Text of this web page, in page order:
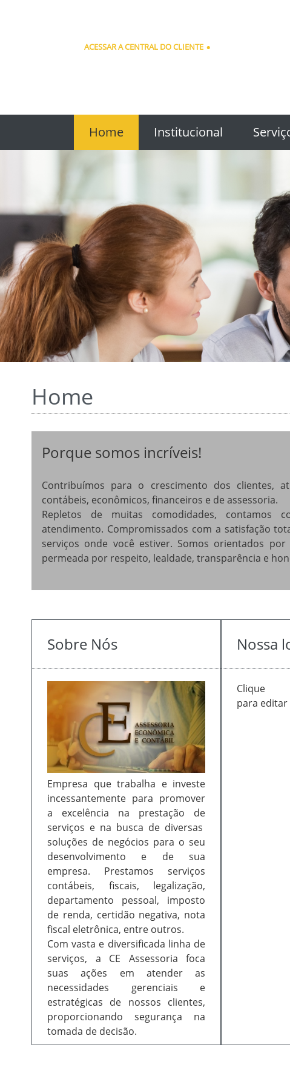
ACESSAR A CENTRAL DO CLIENTE
Home Institucional
Home
Porque somos incríveis!
Contribuímos para o crescimento dos clientes,
contábeis, econômicos, financeiros e de assessoria.
Repletos de muitas comodidades, contamos
atendimento. Compromissados com a satisfação
serviços onde você estiver. Somos orientados
permeada por respeito, lealdade, transparência e
Sobre Nós
Empresa que trabalha e investe
incessantemente para promover
a excelência na prestação de
serviços e na busca de diversas
soluções de negócios para o seu
desenvolvimento e de sua
empresa. Prestamos serviços
contábeis, fiscais, legalização,
departamento pessoal, imposto
de renda, certidão negativa, nota
fiscal eletrônica, entre outros.
Com vasta e diversificada linha de
serviços, a CE Assessoria foca
suas ações em atender as
necessidades gerenciais e
estratégicas de nossos clientes,
proporcionando segurança na
tomada de decisão.
Nossa
Clique
para editar